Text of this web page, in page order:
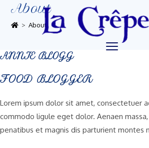
About
> About
ANNIE BLOGG
FOOD BLOGGER
Lorem ipsum dolor sit amet, consectetuer
commodo ligule eget dolor. Aenaen
penatibus et magnis dis parturient montes